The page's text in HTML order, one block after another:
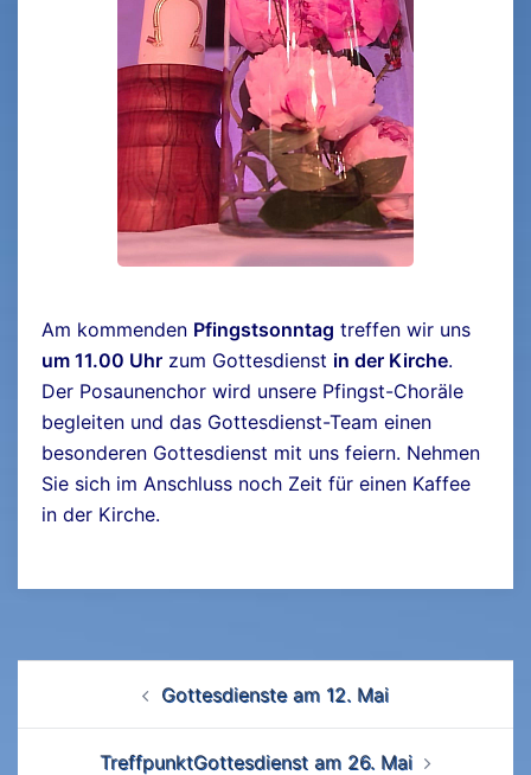
Am kommenden Pfingstsonntag treffen wir uns
um 11.00 Uhr zum Gottesdienst in der Kirche.
Der Posaunenchor wird unsere Pfingst-Choräle
begleiten und das Gottesdienst-Team einen
besonderen Gottesdienst mit uns feiern. Nehmen
Sie sich im Anschluss noch Zeit für einen Kaffee
in der Kirche.
NavigationGottesdienste am 12. Mai
TreffpunktGottesdienst am 26. Mai